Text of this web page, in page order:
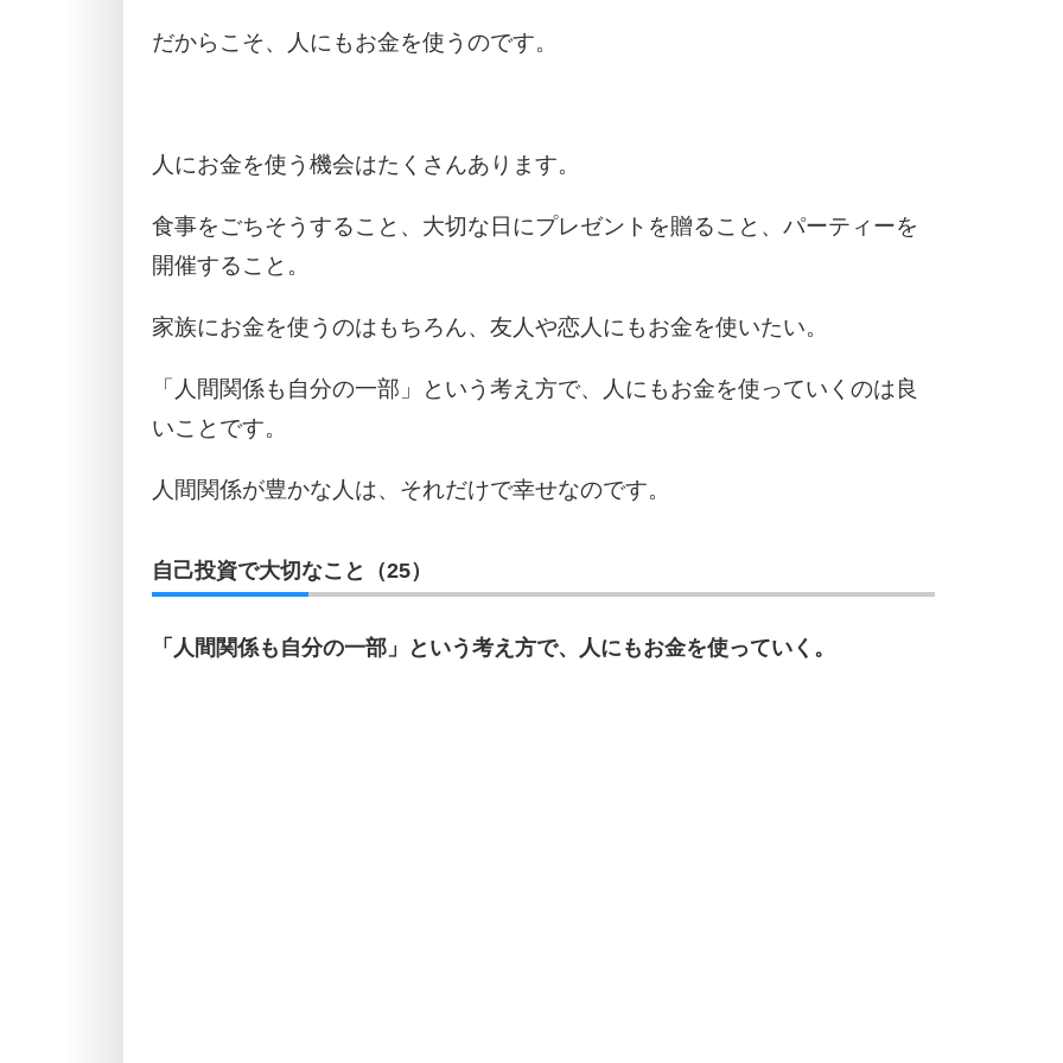
だからこそ、人にもお金を使うのです。
人にお金を使う機会はたくさんあります。
食事をごちそうすること、大切な日にプレゼントを贈ること、パーティーを
開催すること。
家族にお金を使うのはもちろん、友人や恋人にもお金を使いたい。
「人間関係も自分の一部」という考え方で、人にもお金を使っていくのは良
いことです。
人間関係が豊かな人は、それだけで幸せなのです。
自己投資で大切なこと（25）
「人間関係も自分の一部」という考え方で、人にもお金を使っていく。